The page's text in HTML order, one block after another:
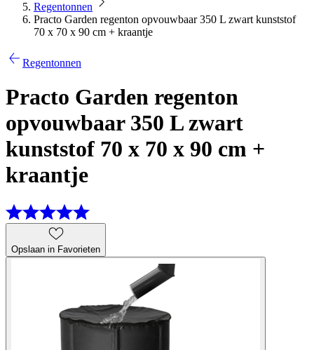
Regentonnen
Practo Garden regenton opvouwbaar 350 L zwart kunststof
70 x 70 x 90 cm + kraantje
Regentonnen
Practo Garden regenton
opvouwbaar 350 L zwart
kunststof 70 x 70 x 90 cm +
kraantje
Opslaan in Favorieten